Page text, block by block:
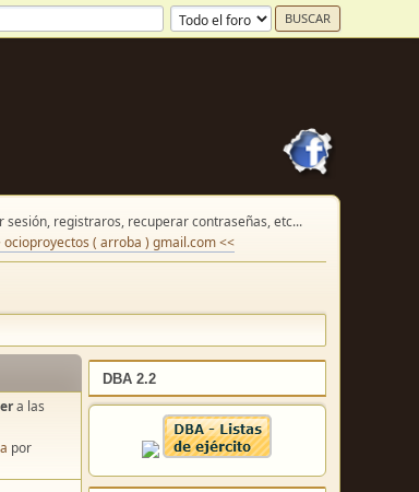
registraros, recuperar contraseñas, etc...
ocioproyectos ( arroba ) gmail.com <<
DBA 2.2
a las
por